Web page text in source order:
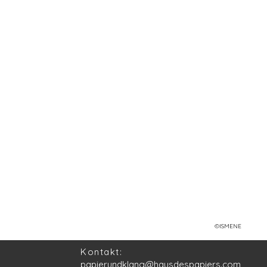
©ISMENE
Kontakt:
papierundklang@hausdespapiers.com